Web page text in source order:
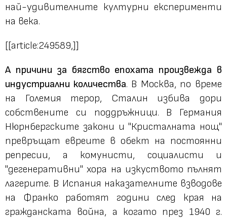
най-удивителните културни експерименти
на века.
[[article:249589,]]
А причини за бягство епохата произвежда в
индустриални количества. В Москва, по време
на Големия терор, Сталин избива дори
собствените си поддръжници. В Германия
Нюрнбергските закони и "Кристалната нощ"
превръщат евреите в обект на постоянни
репресии, а комунисти, социалисти и
"дегенеративни" хора на изкуството пълнят
лагерите. В Испания наказателните взводове
на Франко работят години след края на
гражданската война, а когато през 1940 г.